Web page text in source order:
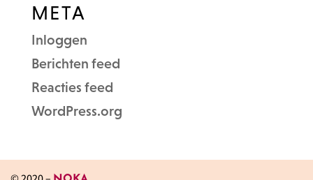
META
Inloggen
Berichten feed
Reacties feed
WordPress.org